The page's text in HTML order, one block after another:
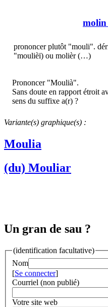
molin
prononcer plutôt "mouli".
"moulièï) ou molièr (…)
Prononcer "Moulià".
Sans doute en rapport étroit
sens du suffixe a(r) ?
Variante(s) graphique(s) :
Moulia
(du) Mouliar
Un gran de sau ?
(identification facultative)
Nom
[Se connecter]
Courriel (non publié)
Votre site web